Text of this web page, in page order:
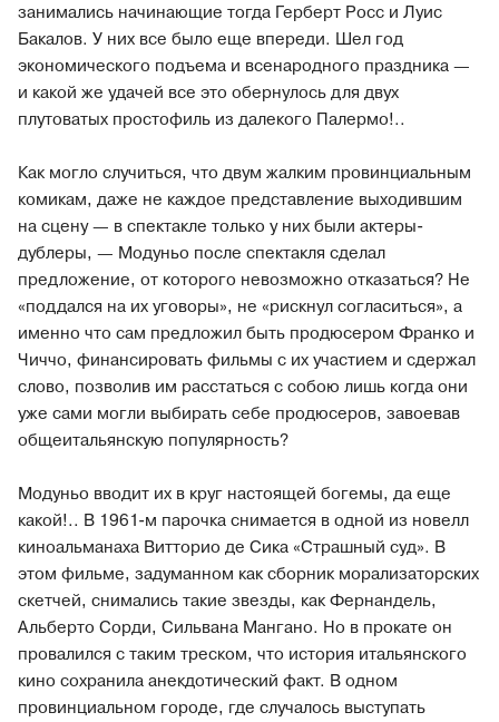
занимались начинающие тогда Герберт Росс и Луис
Бакалов. У них все было еще впереди. Шел год
экономического подъема и всенародного праздника —
и какой же удачей все это обернулось для двух
плутоватых простофиль из далекого Палермо!..
Как могло случиться, что двум жалким провинциальным
комикам, даже не каждое представление выходившим
на сцену — в спектакле только у них были актеры-
дублеры, — Модуньо после спектакля сделал
предложение, от которого невозможно отказаться? Не
«поддался на их уговоры», не «рискнул согласиться», а
именно что сам предложил быть продюсером Франко и
Чиччо, финансировать фильмы с их участием и сдержал
слово, позволив им расстаться с собою лишь когда они
уже сами могли выбирать себе продюсеров, завоевав
общеитальянскую популярность?
Модуньо вводит их в круг настоящей богемы, да еще
какой!.. В 1961-м парочка снимается в одной из новелл
киноальманаха Витторио де Сика «Страшный суд». В
этом фильме, задуманном как сборник морализаторских
скетчей, снимались такие звезды, как Фернандель,
Альберто Сорди, Сильвана Мангано. Но в прокате он
провалился с таким треском, что история итальянского
кино сохранила анекдотический факт. В одном
провинциальном городе, где случалось выступать